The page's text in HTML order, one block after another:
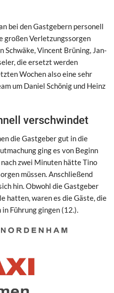
bei den Gastgebern personell
großen Verletzungssorgen
Vincent Brüning, Jan-
die ersetzt werden
Wochen also eine sehr
um Daniel Schönig und Heinz
verschwindet
die Gastgeber gut in die
ging es von Beginn
zwei Minuten hätte Tino
müssen. Anschließend
hin. Obwohl die Gastgeber
hatten, waren es die Gäste, die
Führung gingen (12.).